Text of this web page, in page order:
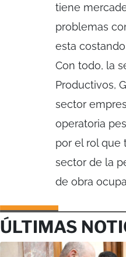
tiene
problemas
esta
Con todo, la
Productivos,
sector
operatoria
por el rol que
sector de la
de obra
ÚLTIMAS